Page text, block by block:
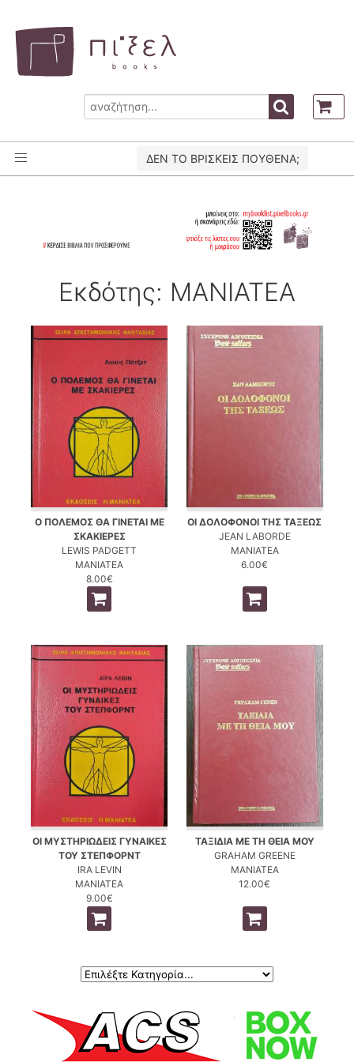
ΔΕΝ ΤΟ ΒΡΙΣΚΕΙΣ ΠΟΥΘΕΝΑ;
Εκδότης: ΜΑΝΙΑΤΕΑ
Ο ΠΟΛΕΜΟΣ ΘΑ ΓΙΝΕΤΑΙ ΜΕ
ΣΚΑΚΙΕΡΕΣ
LEWIS PADGETT
ΜΑΝΙΑΤΕΑ
8.00€
ΟΙ ΔΟΛΟΦΟΝΟΙ ΤΗΣ ΤΑΞΕΩΣ
JEAN LABORDE
ΜΑΝΙΑΤΕΑ
6.00€
ΟΙ ΜΥΣΤΗΡΙΩΔΕΙΣ ΓΥΝΑΙΚΕΣ
ΤΟΥ ΣΤΕΠΦΟΡΝΤ
IRA LEVIN
ΜΑΝΙΑΤΕΑ
9.00€
ΤΑΞΙΔΙΑ ΜΕ ΤΗ ΘΕΙΑ ΜΟΥ
GRAHAM GREENE
ΜΑΝΙΑΤΕΑ
12.00€